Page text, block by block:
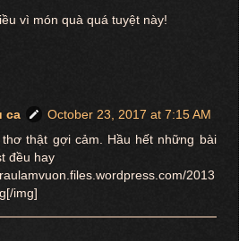
vì món quà quá tuyệt này!
ca
October 23, 2017 at 7:15 AM
thật gợi cảm. Hầu hết những bài
đều hay
2013
img]